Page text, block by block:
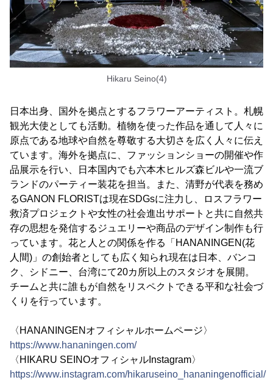
Hikaru Seino(4)
日本出身、国外を拠点とするフラワーアーティスト。札幌
観光大使としても活動。植物を使った作品を通して人々に
原点である地球や自然を尊敬する大切さを広く人々に伝え
ています。海外を拠点に、ファッションショーの開催や作
品展示を行い、日本国内でも六本木ヒルズ森ビルや一流ブ
ランドのパーティー装花を担当。また、清野が代表を務め
るGANON FLORISTは現在SDGsに注力し、ロスフラワー
救済プロジェクトや女性の社会進出サポートと共に自然共
存の思想を発信するジュエリーや商品のデザイン制作も行
っています。花と人との関係を作る「HANANINGEN(花
人間)」の創始者としても広く知られ現在は日本、バンコ
ク、シドニー、台湾にて20カ所以上のスタジオを展開。
チームと共に誰もが自然をリスペクトできる平和な社会づ
くりを行っています。
〈HANANINGENオフィシャルホームページ〉
https://www.hananingen.com/
〈HIKARU SEINOオフィシャルInstagram〉
https://www.instagram.com/hikaruseino_hananingenofficial/